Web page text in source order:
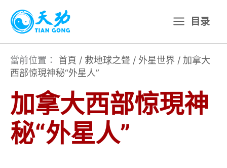
主
目录
當前位置： 首頁 / 救地球之聲 / 外星世界 / 加拿大
西部惊現神秘“外星人”
加拿大西部惊現神
秘“外星人”